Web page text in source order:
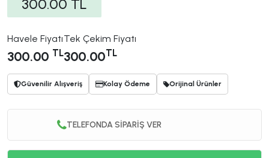
300.00 TL
Havele Fiyatı
300.00 TL
Tek Çekim Fiyatı
300.00TL
Güvenilir Alışveriş Kolay Ödeme Orijinal Ürünler
TELEFONDA SİPARİŞ VER